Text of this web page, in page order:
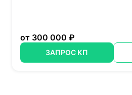
от 300 000 ₽
ЗАПРОС КП